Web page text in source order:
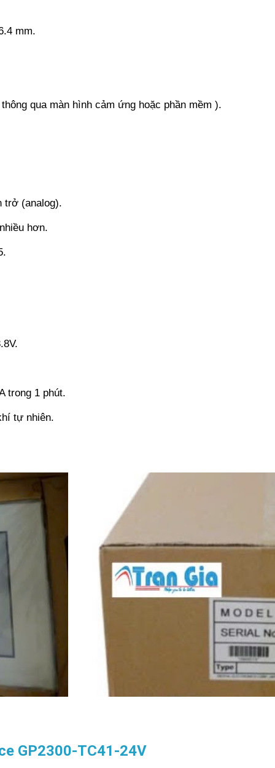
mm.
qua màn hình cảm ứng hoặc phần mềm ).
trở (analog).
hơn.
trong 1 phút.
tự nhiên.
GP2300-TC41-24V